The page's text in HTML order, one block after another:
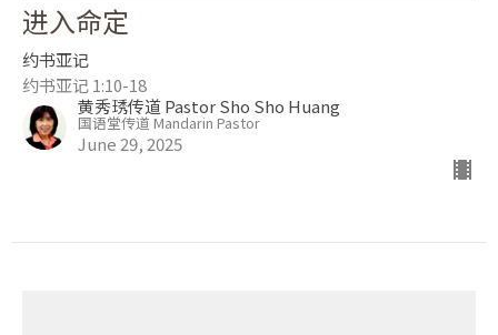
进入命定
约书亚记
约书亚记 1:10-18
黄秀琇传道 Pastor Sho Sho Huang
国语堂传道 Mandarin Pastor
June 29, 2025